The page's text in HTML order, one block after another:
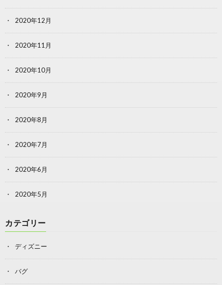
2020年12月
2020年11月
2020年10月
2020年9月
2020年8月
2020年7月
2020年6月
2020年5月
カテゴリー
ディズニー
バグ